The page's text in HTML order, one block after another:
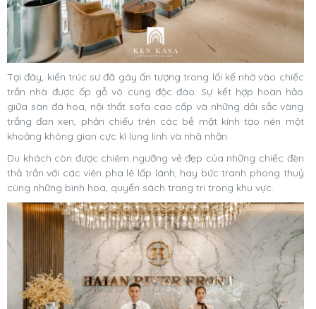
Tại đây, kiến trúc sư đã gây ấn tượng trong lối kế nhờ vào chiếc
trần nhà được ốp gỗ vô cùng độc đáo. Sự kết hợp hoàn hảo
giữa sàn đá hoa, nội thất sofa cao cấp và những dải sắc vàng
trắng đan xen, phản chiếu trên các bề mặt kính tạo nên một
khoảng không gian cực kì lung linh và nhã nhặn.
Du khách còn được chiêm ngưỡng vẻ đẹp của những chiếc đèn
thả trần với các viên pha lê lấp lánh, hay bức tranh phong thuỷ
cùng những bình hoa, quyển sách trang trí trong khu vực.